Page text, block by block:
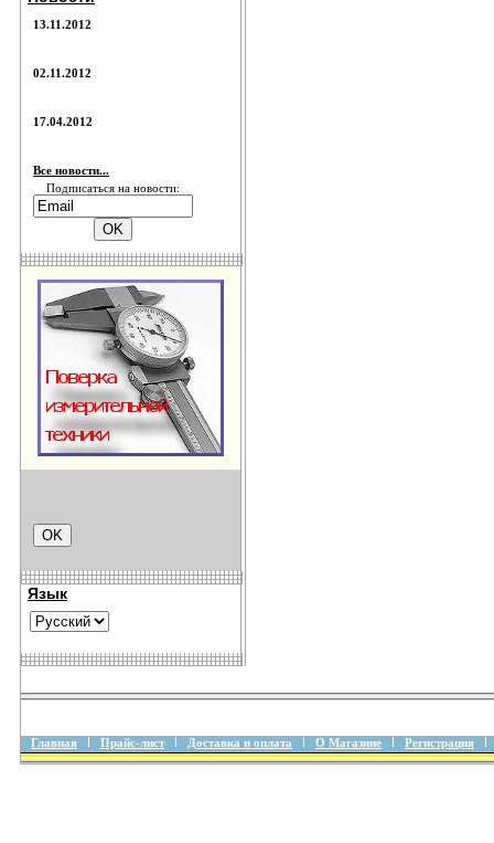
13.11.2012
02.11.2012
17.04.2012
Все новости...
Подписаться на новости:
Язык
Главная Прайс-лист Доставка и оплата О Магазине Регистрация